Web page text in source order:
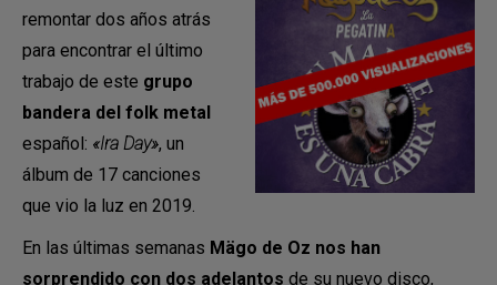
remontar dos años atrás
para encontrar el último
trabajo de este grupo
bandera del folk metal
español: «Ira Day», un
álbum de 17 canciones
que vio la luz en 2019.
En las últimas semanas Mägo de Oz nos han
sorprendido con dos adelantos de su nuevo disco,